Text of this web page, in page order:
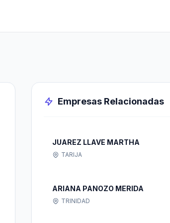
Empresas Relacionadas
JUAREZ LLAVE MARTHA
TARIJA
ARIANA PANOZO MERIDA
TRINIDAD